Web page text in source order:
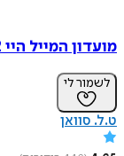
מועדון המייל היי 2 - השתלטות
לשמור לי
ט.ל. סוואן